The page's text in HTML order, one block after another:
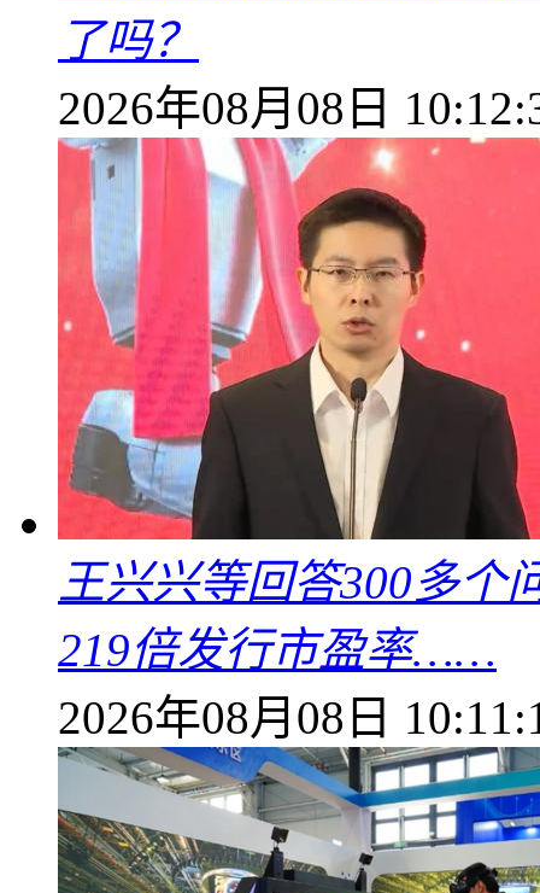
了吗？
2026年08月08日
王兴兴等回答300多个
219倍发行市盈率……
2026年08月08日